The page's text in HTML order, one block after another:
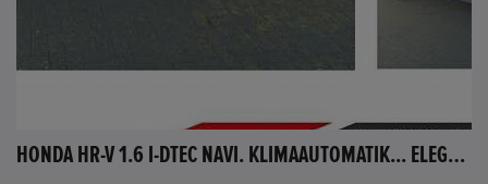
HONDA HR-V 1.6 I-DTEC NAVI. KLIMAAUTOMATIK... ELEGANCE